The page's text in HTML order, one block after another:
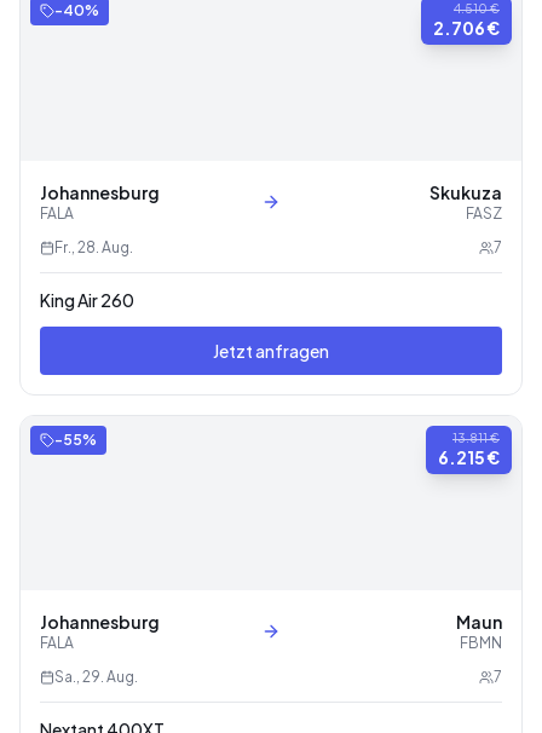
4.510 €
2.706 €
-40%
Johannesburg
FALA
Skukuza
FASZ
Fr., 28. Aug.
7
King Air 260
Jetzt anfragen
13.811 €
6.215 €
-55%
Johannesburg
FALA
Maun
FBMN
Sa., 29. Aug.
7